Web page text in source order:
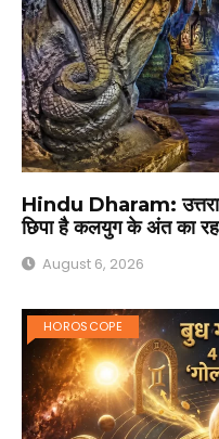
Hindu Dharam:
छिपा है कलयुग के अंत का
August 6, 2026
HOROSCOPE